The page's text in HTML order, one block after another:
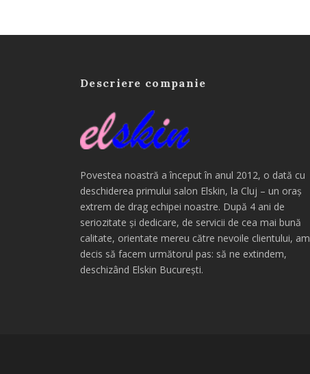
Descriere companie
Povestea noastră a început în anul 2012, o dată cu
deschiderea primului salon Elskin, la Cluj – un oraș
extrem de drag echipei noastre. După 4 ani de
seriozitate și dedicare, de servicii de cea mai bună
calitate, orientate mereu către nevoile clientului, am
decis să facem următorul pas: să ne extindem,
deschizând Elskin București.